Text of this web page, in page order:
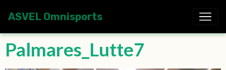
ASVEL Omnisports
Palmares_Lutte7